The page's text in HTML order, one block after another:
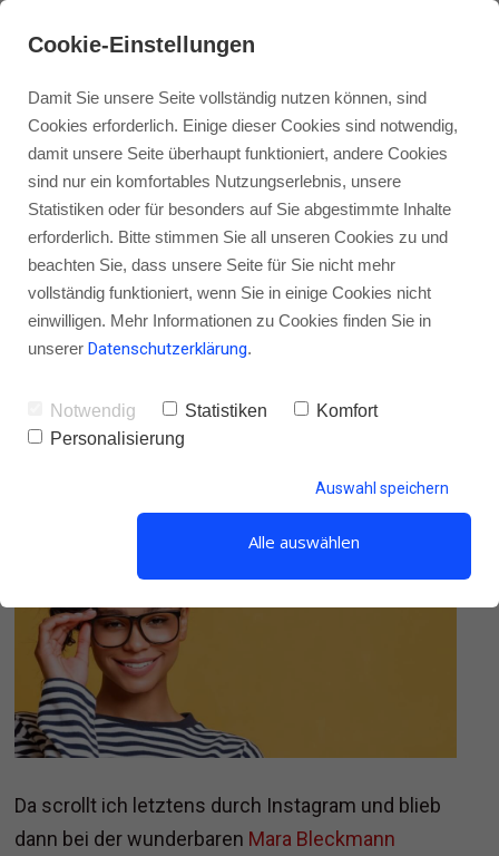
Content-Recycling: Instagram
Live zu Podcast-Episode
Da scrollt ich letztens durch Instagram und blieb
dann bei der wunderbaren Mara Bleckmann
Cookie-Einstellungen
Damit Sie unsere Seite vollständig nutzen können, sind
Cookies erforderlich. Einige dieser Cookies sind notwendig,
damit unsere Seite überhaupt funktioniert, andere Cookies
sind nur ein komfortables Nutzungserlebnis, unsere
Statistiken oder für besonders auf Sie abgestimmte Inhalte
erforderlich. Bitte stimmen Sie all unseren Cookies zu und
beachten Sie, dass unsere Seite für Sie nicht mehr
vollständig funktioniert, wenn Sie in einige Cookies nicht
einwilligen. Mehr Informationen zu Cookies finden Sie in
unserer Datenschutzerklärung.
Notwendig Statistiken
Komfort
Personalisierung
Auswahl speichern
Alle auswählen